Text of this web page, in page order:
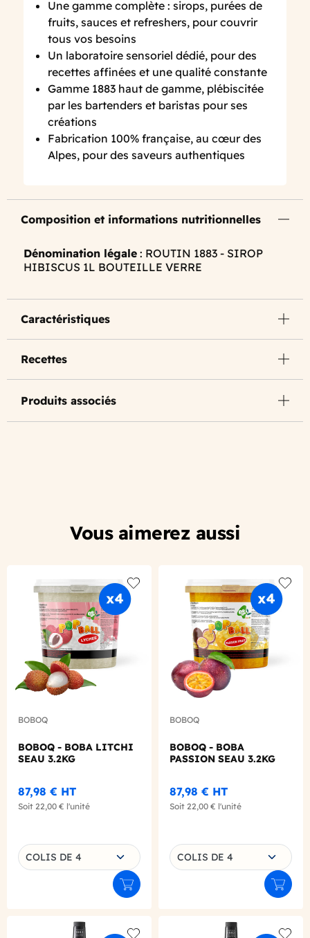
Une gamme complète : sirops, purées de
fruits, sauces et refreshers, pour couvrir
tous vos besoins
Un laboratoire sensoriel dédié, pour des
recettes affinées et une qualité constante
Gamme 1883 haut de gamme, plébiscitée
par les bartenders et baristas pour ses
créations
Fabrication 100% française, au cœur des
Alpes, pour des saveurs authentiques
Composition et informations nutritionnelles
Dénomination légale : ROUTIN 1883 - SIROP
HIBISCUS 1L BOUTEILLE VERRE
Caractéristiques
Recettes
Produits associés
Vous aimerez aussi
Add to wishlist
BOBOQ
BOBOQ - BOBA LITCHI
SEAU 3.2KG
87,98 € HT
Soit 22,00 € l'unité
Choisissez une déclinaison
COLIS DE 4
Ajouter au panier
Add
BOBOQ
BOBOQ - BOBA
PASSION SEAU 3.2KG
87,98 € HT
Soit 22,00 € l'unité
Choisissez une déclinaison
COLIS DE 4